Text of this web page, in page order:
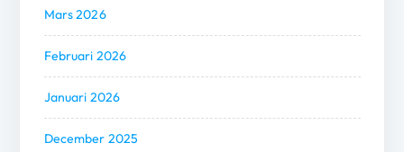
Mars 2026
Februari 2026
Januari 2026
December 2025